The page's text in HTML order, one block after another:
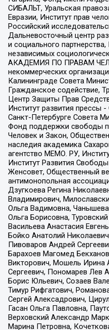
СИБАЛЬТ, Уральская
Евразии, Институт прав
Российский
Дальневосточный центр
и социального
независимых
АКАДЕМИЯ ПО ПРАВАМ
некоммерческих
Калининграде Совета
Гражданское содействие,
Центр Защиты Прав
Институт развития прессы
Санкт-Петербурге Совета
Фонд поддержки свободы
Человек и Закон,
наследия академика
агентство МЕМО. РУ,
Институт Развития
Женсовет, Общественный
антимонопольная
Дзугкоева Регина
Владимирович,
Ольга Вадимовна,
Ольга Борисовна,
Васильева Анастасия
Бойко Анатолий
Пивоваров Андрей
Барахоев Магомед
Викторович, Мошель Ирина
Сергеевич, Пономарев Лев
Борис Юльевич, Созаев
Тимур Рифгатович,
Сергей Алексадрович,
Гасан Ольга Павловна,
Верховский Александр
Марина Петровна,